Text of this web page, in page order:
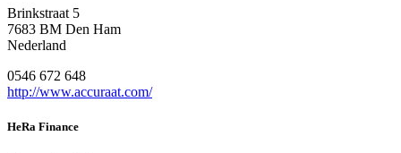
Brinkstraat 5
7683 BM Den Ham
Nederland
0546 672 648
http://www.accuraat.com/
HeRa Finance